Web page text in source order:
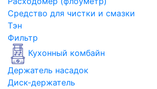
Средство для чистки и смазки
Тэн
Фильтр
Кухонный комбайн
Держатель насадок
Диск-держатель